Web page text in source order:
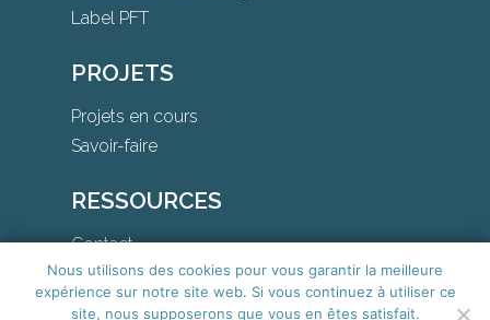
Label PFT
PROJETS
Projets en cours
Savoir-faire
RESSOURCES
Contact
Téléchargements
Nous utilisons des cookies pour vous garantir la meilleure
expérience sur notre site web. Si vous continuez à utiliser ce
site, nous supposerons que vous en êtes satisfait.